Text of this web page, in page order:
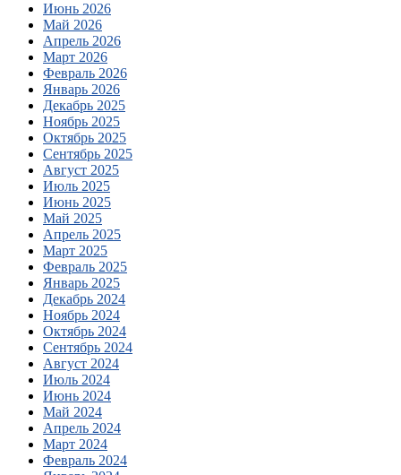
Июнь 2026
Май 2026
Апрель 2026
Март 2026
Февраль 2026
Январь 2026
Декабрь 2025
Ноябрь 2025
Октябрь 2025
Сентябрь 2025
Август 2025
Июль 2025
Июнь 2025
Май 2025
Апрель 2025
Март 2025
Февраль 2025
Январь 2025
Декабрь 2024
Ноябрь 2024
Октябрь 2024
Сентябрь 2024
Август 2024
Июль 2024
Июнь 2024
Май 2024
Апрель 2024
Март 2024
Февраль 2024